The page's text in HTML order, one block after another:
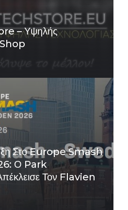
– Υψηλής
Shop
Στο Europe Smash
Ο Park
Τον Flavien